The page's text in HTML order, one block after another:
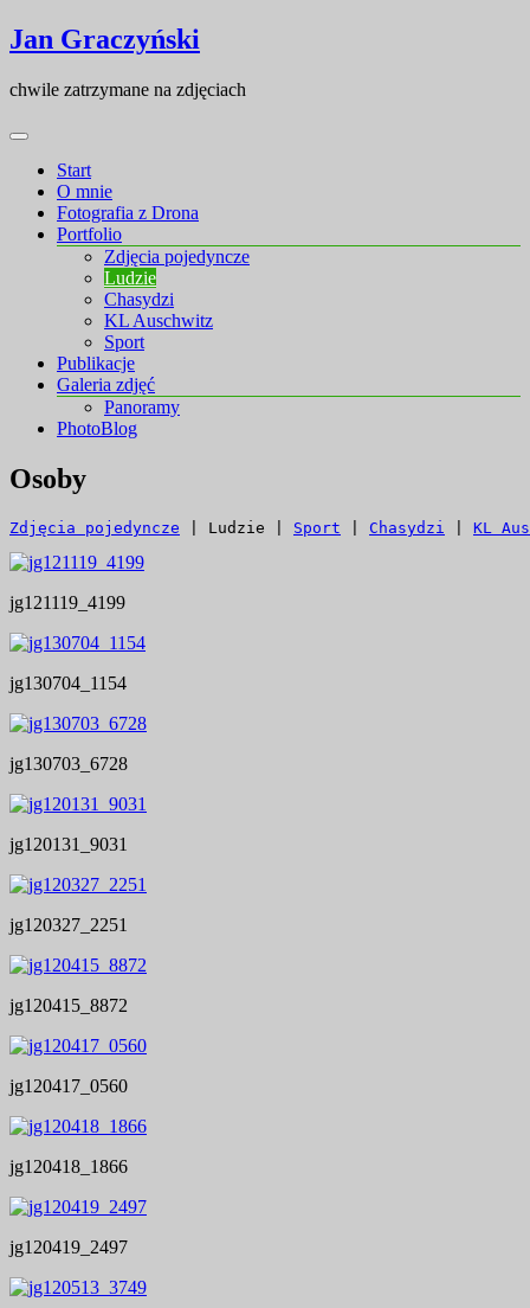
Skip
to
Skip
to
Jan Graczyński
chwile zatrzymane na zdjęciach
Start
O mnie
Fotografia z Drona
Portfolio
Zdjęcia pojedyncze
Ludzie
Chasydzi
KL Auschwitz
Sport
Publikacje
Galeria zdjęć
Panoramy
PhotoBlog
Osoby
Zdjęcia pojedyncze | Ludzie | Sport Chasydzi KL
jg121119_4199
jg130704_1154
jg130703_6728
jg120131_9031
jg120327_2251
jg120415_8872
jg120417_0560
jg120418_1866
jg120419_2497